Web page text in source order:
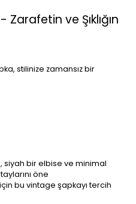
ve Şıklığın
stilinize zamansız bir
siyah bir elbise ve minimal
öne
bu vintage şapkayı tercih